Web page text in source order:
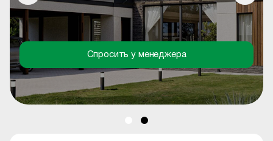
Спросить у менеджера